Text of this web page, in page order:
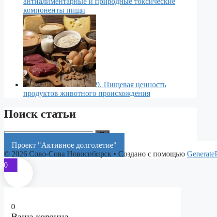
компоненты пищи
9. Пищевая ценность
продуктов животного происхождения
Поиск статьи
Поиск:
Проект "Активное долголетие"
© 2026 Сово-Сова Новосибирск • Создано с помощью
0
0